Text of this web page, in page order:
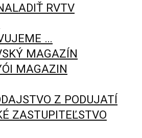
RVTV
…
MAGAZÍN
MAGAZIN
Z PODUJATÍ
ZASTUPITEĽSTVO